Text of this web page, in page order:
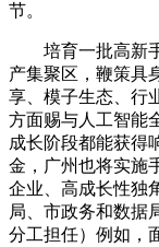
节。
培育一批高新手
产集聚区，鞭策具
享、模子生态、行
方面赐与人工智能
成长阶段都能获得
金，广州也将实施
企业、高成长性独
局、市政务和数据
分工担任）例如，